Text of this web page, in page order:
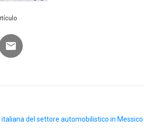
del settore automobilistico in Messico